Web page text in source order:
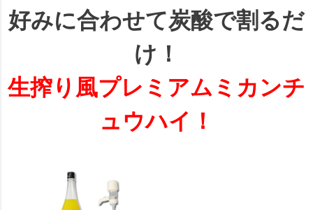
好みに合わせて炭酸で割るだ
け！
生搾り風プレミアムミカンチ
ュウハイ！